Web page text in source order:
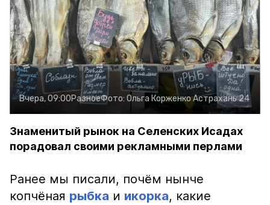
Вчера, 09:00РазноеФото: Ольга КорженкоАстрахань 24
Знаменитый рынок на Селенских Исадах
порадовал своими рекламными перлами
Ранее мы писали, почём нынче
копчёная рыбка и икорка, какие